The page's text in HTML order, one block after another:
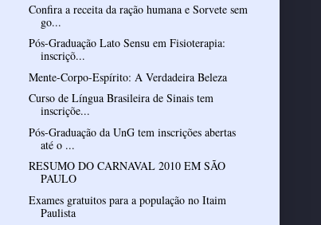
Confira a receita da ração humana e Sorvete sem
go...
Pós-Graduação Lato Sensu em Fisioterapia:
inscriçõ...
Mente-Corpo-Espírito: A Verdadeira Beleza
Curso de Língua Brasileira de Sinais tem
inscriçõe...
Pós-Graduação da UnG tem inscrições abertas
até o ...
RESUMO DO CARNAVAL 2010 EM SÃO
PAULO
Exames gratuitos para a população no Itaim
Paulista